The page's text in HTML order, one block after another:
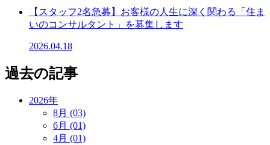
【スタッフ2名急募】お客様の人生に深く関わる「住ま
いのコンサルタント」を募集します
2026.04.18
過去の記事
2026年
8月 (03)
6月 (01)
4月 (01)